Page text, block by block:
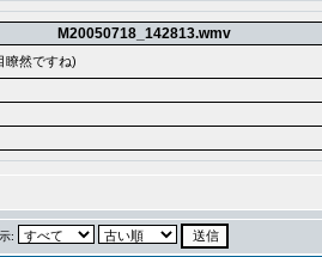
M20050718_142813.wmv
瞭然ですね)
: